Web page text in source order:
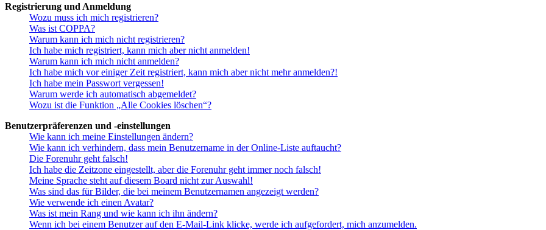
Registrierung und Anmeldung
Wozu muss ich mich registrieren?
Was ist COPPA?
Warum kann ich mich nicht registrieren?
Ich habe mich registriert, kann mich aber nicht anmelden!
Warum kann ich mich nicht anmelden?
Ich habe mich vor einiger Zeit registriert, kann mich aber nicht mehr anmelden?!
Ich habe mein Passwort vergessen!
Warum werde ich automatisch abgemeldet?
Wozu ist die Funktion „Alle Cookies löschen“?
Benutzerpräferenzen und -einstellungen
Wie kann ich meine Einstellungen ändern?
Wie kann ich verhindern, dass mein Benutzername in der Online-Liste auftaucht?
Die Forenuhr geht falsch!
Ich habe die Zeitzone eingestellt, aber die Forenuhr geht immer noch falsch!
Meine Sprache steht auf diesem Board nicht zur Auswahl!
Was sind das für Bilder, die bei meinem Benutzernamen angezeigt werden?
Wie verwende ich einen Avatar?
Was ist mein Rang und wie kann ich ihn ändern?
Wenn ich bei einem Benutzer auf den E-Mail-Link klicke, werde ich aufgefordert, mich anzumelden.